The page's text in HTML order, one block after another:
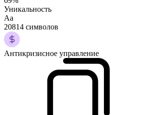
Уникальность
Аа
20814 символов
Антикризисное управление